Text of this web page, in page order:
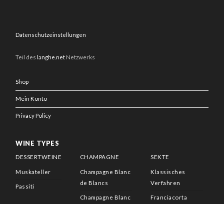
Datenschutzeinstellungen
Teil deslanghe.net Netzwerks
Shop
Mein Konto
Privacy Policy
WINE TYPES
DESSERTWEINE
Muskateller
Passiti
CHAMPAGNE
Champagne Blanc
de Blancs
Champagne Blanc
SEKTE
Klassisches
Verfahren
Franciacorta